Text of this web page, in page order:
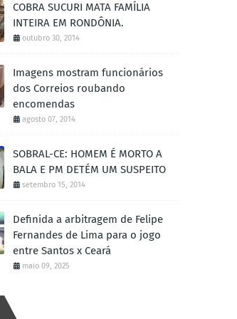
COBRA SUCURI MATA FAMÍLIA
INTEIRA EM RONDÔNIA.
outubro 30, 2014
Imagens mostram funcionários
dos Correios roubando
encomendas
agosto 07, 2014
SOBRAL-CE: HOMEM É MORTO A
BALA E PM DETÉM UM SUSPEITO
setembro 15, 2014
Definida a arbitragem de Felipe
Fernandes de Lima para o jogo
entre Santos x Ceará
maio 09, 2025